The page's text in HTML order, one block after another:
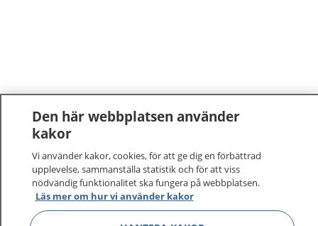
Den här webbplatsen använder
kakor
Vi använder kakor, cookies, för att ge dig en förbättrad
upplevelse, sammanställa statistik och för att viss
nödvändig funktionalitet ska fungera på webbplatsen.
Läs mer om hur vi använder kakor